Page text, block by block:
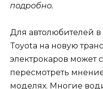
подробно.
Для автолюбителей в
Toyota на новую
электрокаров может
пересмотреть
моделях. Многие